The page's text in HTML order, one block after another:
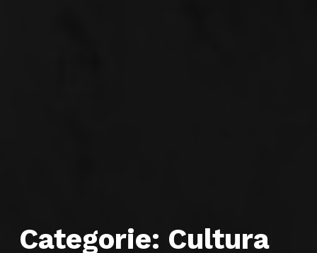
Categorie: Cultura